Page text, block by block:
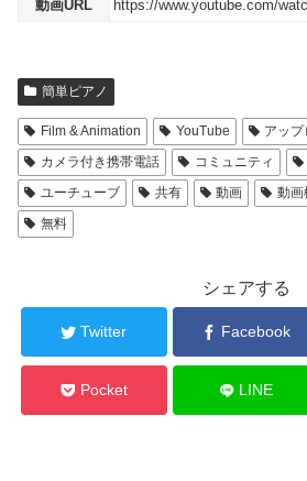
動画URL https://www.youtube.com/
簡単ピアノ
Film & Animation YouTube
アップ
カメラ付き携帯電話
コミュニティ
ユーチューブ
共有 動画
動画
無料
シェアする
Twitter Facebook
Pocket LINE